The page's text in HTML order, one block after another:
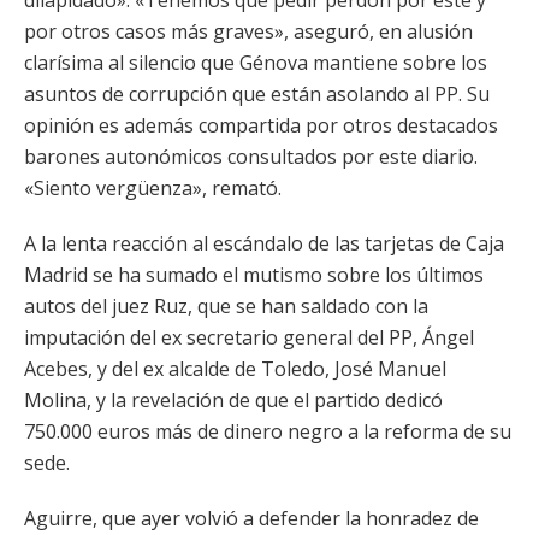
por otros casos más graves», aseguró, en alusión
clarísima al silencio que Génova mantiene sobre los
asuntos de corrupción que están asolando al PP. Su
opinión es además compartida por otros destacados
barones autonómicos consultados por este diario.
«Siento vergüenza», remató.
A la lenta reacción al escándalo de las tarjetas de Caja
Madrid se ha sumado el mutismo sobre los últimos
autos del juez Ruz, que se han saldado con la
imputación del ex secretario general del PP, Ángel
Acebes, y del ex alcalde de Toledo, José Manuel
Molina, y la revelación de que el partido dedicó
750.000 euros más de dinero negro a la reforma de su
sede.
Aguirre, que ayer volvió a defender la honradez de